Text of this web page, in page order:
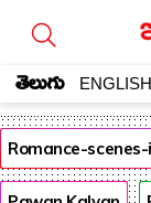
తెలుగు ENGLISH
Romance-